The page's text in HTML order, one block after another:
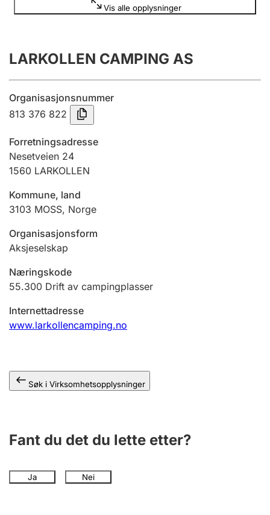
Årsregnskap
Innsending og forsinkelsesgebyr
Tinglysing
Jeger
Ektepaktveileder
Offentlig sektor
Andre tema
Vis alle opplysninger
LARKOLLEN CAMPING AS
Organisasjonsnummer
813 376 822
Forretningsadresse
Nesetveien 24
1560 LARKOLLEN
Kommune, land
3103 MOSS, Norge
Organisasjonsform
Aksjeselskap
Næringskode
55.300 Drift av campingplasser
Internettadresse
www.larkollencamping.no
Søk i Virksomhetsopplysninger
Fant du det du lette etter?
Ja Nei